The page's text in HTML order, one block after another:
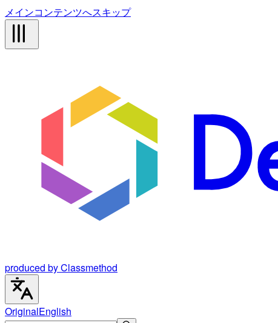
メインコンテンツへスキップ
produced by Classmethod
OriginalEnglish